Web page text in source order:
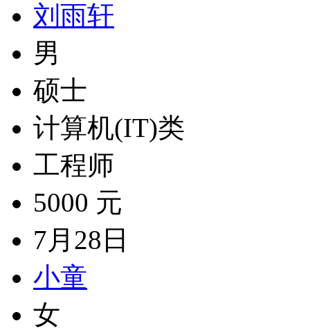
刘雨轩
男
硕士
计算机(IT)类
工程师
5000 元
7月28日
小童
女